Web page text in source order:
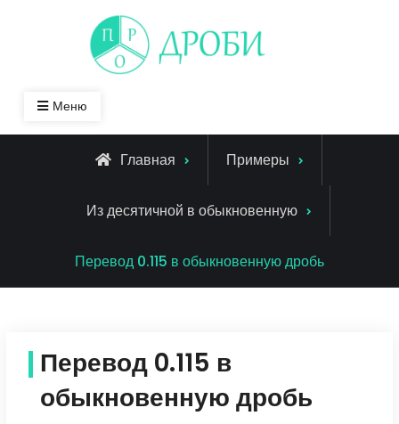
Меню
Главная Примеры
Из десятичной в обыкновенную
Перевод 0.115 в обыкновенную дробь
Перевод 0.115 в
обыкновенную дробь